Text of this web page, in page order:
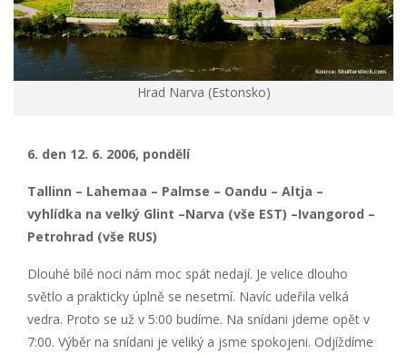
Hrad Narva (Estonsko)
6. den 12. 6. 2006, pondělí
Tallinn – Lahemaa – Palmse – Oandu – Altja –
vyhlídka na velký Glint –Narva (vše EST) –Ivangorod –
Petrohrad (vše RUS)
Dlouhé bílé noci nám moc spát nedají. Je velice dlouho
světlo a prakticky úplně se nesetmí. Navíc udeřila velká
vedra. Proto se už v 5:00 budíme. Na snídani jdeme opět v
7:00. Výběr na snídani je veliký a jsme spokojeni. Odjíždíme